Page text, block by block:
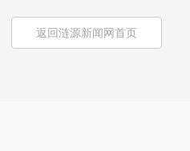
返回涟源新闻网首页